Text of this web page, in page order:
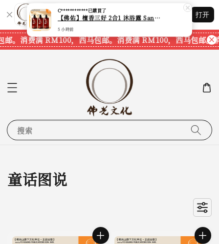
Shopping: 追踪您的订单
您信赖的商店
打开
。消费满 RM100，西马包邮。消费满 RM100，西马包邮。消
搜索
童话图说